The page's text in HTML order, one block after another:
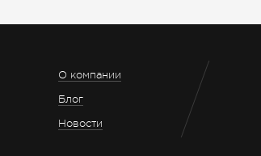
О компании
Блог
Новости